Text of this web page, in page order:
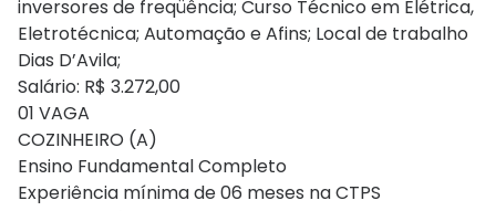
inversores de freqüência; Curso Técnico em Elétrica,
Eletrotécnica; Automação e Afins; Local de trabalho
Dias D’Avila;
Salário: R$ 3.272,00
01 VAGA
COZINHEIRO (A)
Ensino Fundamental Completo
Experiência mínima de 06 meses na CTPS